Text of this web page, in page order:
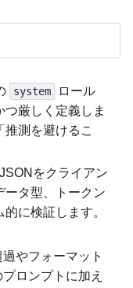
system
ロール
厳しく定義しま
測を避けるこ
をクライアン
ータ型、トークン
に検証します。
やフォーマット
ロンプトに加え